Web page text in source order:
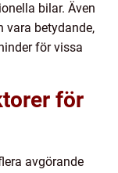
bilar. Även
vara betydande,
för vissa
för
avgörande